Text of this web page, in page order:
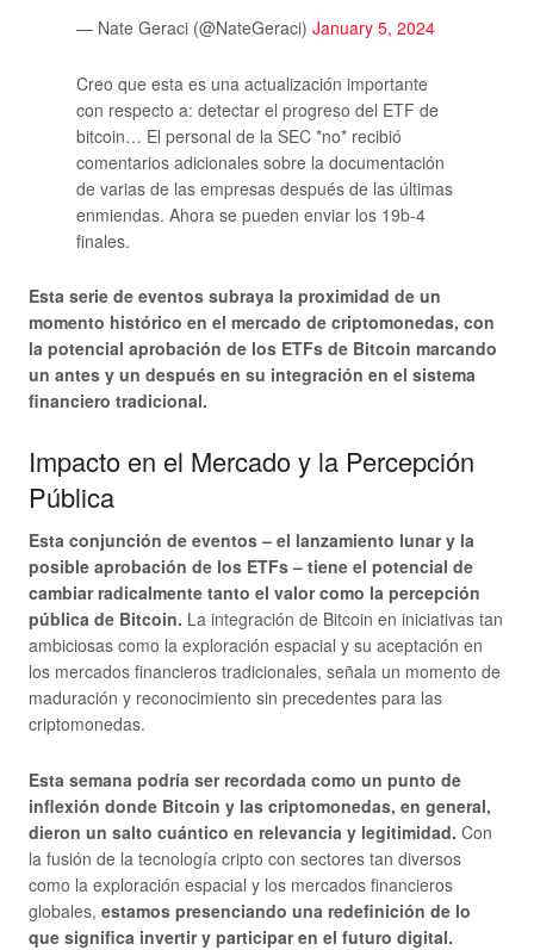
— Nate Geraci (@NateGeraci) January 5, 2024
Creo que esta es una actualización importante
con respecto a: detectar el progreso del ETF de
bitcoin… El personal de la SEC *no* recibió
comentarios adicionales sobre la documentación
de varias de las empresas después de las últimas
enmiendas. Ahora se pueden enviar los 19b-4
finales.
Esta serie de eventos subraya la proximidad de un
momento histórico en el mercado de criptomonedas, con
la potencial aprobación de los ETFs de Bitcoin marcando
un antes y un después en su integración en el sistema
financiero tradicional.
Impacto en el Mercado y la Percepción
Pública
Esta conjunción de eventos – el lanzamiento lunar y la
posible aprobación de los ETFs – tiene el potencial de
cambiar radicalmente tanto el valor como la percepción
pública de Bitcoin. La integración de Bitcoin en iniciativas tan
ambiciosas como la exploración espacial y su aceptación en
los mercados financieros tradicionales, señala un momento de
maduración y reconocimiento sin precedentes para las
criptomonedas.
Esta semana podría ser recordada como un punto de
inflexión donde Bitcoin y las criptomonedas, en general,
dieron un salto cuántico en relevancia y legitimidad. Con
la fusión de la tecnología cripto con sectores tan diversos
como la exploración espacial y los mercados financieros
globales, estamos presenciando una redefinición de lo
que significa invertir y participar en el futuro digital.